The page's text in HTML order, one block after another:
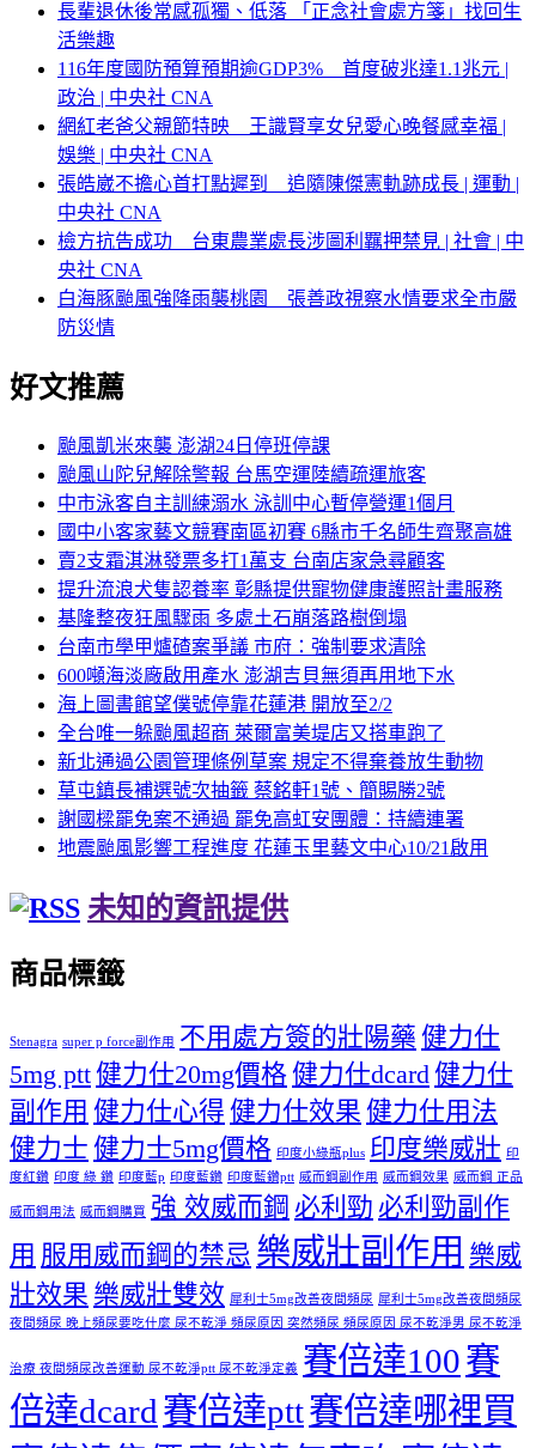
長輩退休後常感孤獨、低落 「正念社會處方箋」找回生
活樂趣
116年度國防預算預期逾GDP3% 首度破兆達1.1兆元 |
政治 | 中央社 CNA
網紅老爸父親節特映 王識賢享女兒愛心晚餐感幸福 |
娛樂 | 中央社 CNA
張皓崴不擔心首打點遲到 追隨陳傑憲軌跡成長 | 運動 |
中央社 CNA
檢方抗告成功 台東農業處長涉圖利羈押禁見 | 社會 | 中
央社 CNA
白海豚颱風強降雨襲桃園 張善政視察水情要求全市嚴
防災情
好文推薦
颱風凱米來襲 澎湖24日停班停課
颱風山陀兒解除警報 台馬空運陸續疏運旅客
中市泳客自主訓練溺水 泳訓中心暫停營運1個月
國中小客家藝文競賽南區初賽 6縣市千名師生齊聚高雄
賣2支霜淇淋發票多打1萬支 台南店家急尋顧客
提升流浪犬隻認養率 彰縣提供寵物健康護照計畫服務
基隆整夜狂風驟雨 多處土石崩落路樹倒塌
台南市學甲爐碴案爭議 市府：強制要求清除
600噸海淡廠啟用產水 澎湖吉貝無須再用地下水
海上圖書館望僕號停靠花蓮港 開放至2/2
全台唯一躲颱風超商 萊爾富美堤店又搭車跑了
新北通過公園管理條例草案 規定不得棄養放生動物
草屯鎮長補選號次抽籤 蔡銘軒1號、簡賜勝2號
謝國樑罷免案不通過 罷免高虹安團體：持續連署
地震颱風影響工程進度 花蓮玉里藝文中心10/21啟用
未知的資訊提供
商品標籤
Stenagra super p force副作用 不用處方簽的壯陽藥 健力仕
5mg ptt健力仕20mg價格健力仕dcard 健力仕
副作用 健力仕心得 健力仕效果 健力仕用法
健力士 健力士5mg價格 印度小綠瓶plus 印度樂威壯 印
度紅鑽 印度 綠 鑽 印度藍p 印度藍鑽 印度藍鑽ptt 威而鋼副作用 威而鋼效果 威而鋼 正品
威而鋼用法 威而鋼購買 強 效威而鋼 必利勁 必利勁副作
用 服用威而鋼的禁忌 樂威壯副作用 樂威
壯效果 樂威壯雙效 犀利士5mg改善夜間頻尿 犀利士5mg改善夜間頻尿
夜間頻尿 晚上頻尿要吃什麼 尿不乾淨 頻尿原因 突然頻尿 頻尿原因 尿不乾淨男 尿不乾淨
治療 夜間頻尿改善運動 尿不乾淨ptt 尿不乾淨定義 賽倍達100賽
倍達dcard 賽倍達ptt賽倍達哪裡買